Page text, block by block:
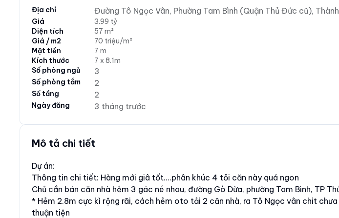
Địa chỉ Đường Tô Ngọc Vân, Phường Tam Bình (Quận Thủ Đức cũ),
Giá
3.99 tỷ
Diện tích
57 m²
Giá / m2
70 triệu/m²
Mặt tiền
7 m
Kích thước
7 x 8.1m
Số phòng ngủ
3
Số phòng tắm 2
Số tầng 2
Ngày đăng 3 tháng trước
Mô tả chi tiết
Dự án:
Thông tin chi tiết: Hàng mới giâ tốt....phân khúc 4 tỏi căn này quá ngon
Chủ cần bán căn nhà hẻm 3 gác né nhau, đường Gò Dừa, phường Tam Bình, TP
* Hẻm 2.8m cực kì rộng rãi, cách hẻm oto tải 2 căn nhà, ra Tô Ngọc vân chit
thuận tiện